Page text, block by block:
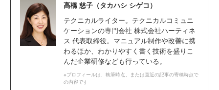
高橋 慈子（タカハシ シゲコ）
テクニカルライター。テクニカルコミュニ
ケーションの専門会社 株式会社ハーティネ
ス 代表取締役。マニュアル制作や改善に携
わるほか、わかりやすく書く技術を盛りこ
んだ企業研修なども行っている。
※プロフィールは、執筆時点、または直近の記事の寄稿時点で
の内容です